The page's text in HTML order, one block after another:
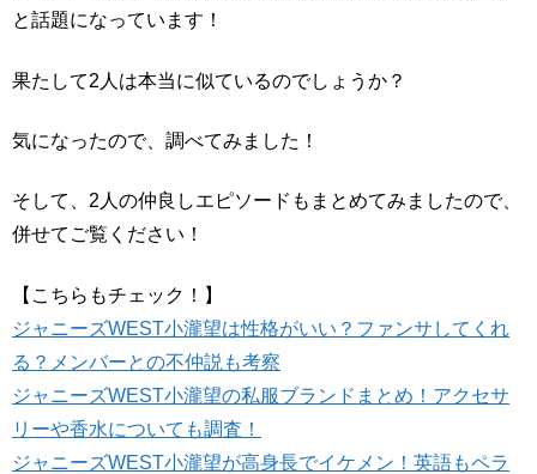
と話題になっています！
果たして2人は本当に似ているのでしょうか？
気になったので、調べてみました！
そして、2人の仲良しエピソードもまとめてみましたので、
併せてご覧ください！
【こちらもチェック！】
ジャニーズWEST小瀧望は性格がいい？ファンサしてくれ
る？メンバーとの不仲説も考察
ジャニーズWEST小瀧望の私服ブランドまとめ！アクセサ
リーや香水についても調査！
ジャニーズWEST小瀧望が高身長でイケメン！英語もペラ